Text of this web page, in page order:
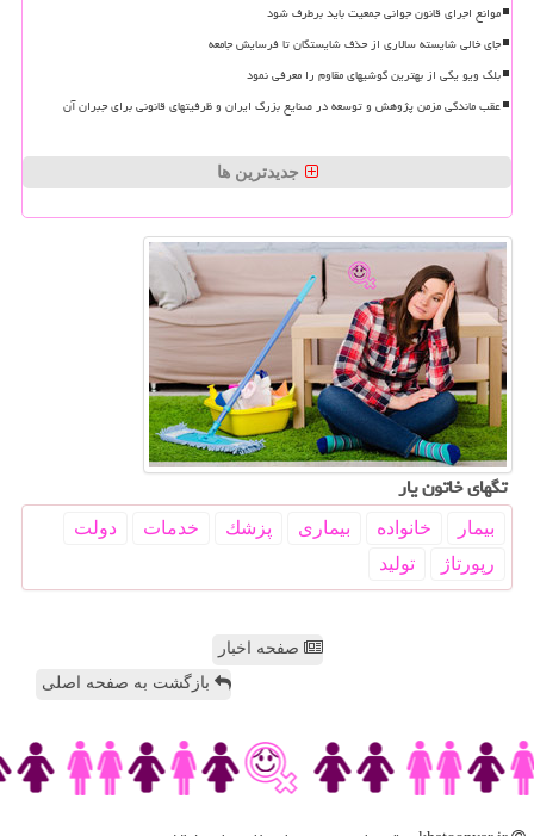
موانع اجرای قانون جوانی جمعیت باید برطرف شود
جای خالی شایسته سالاری از حذف شایستگان تا فرسایش جامعه
بلک ویو یکی از بهترین گوشیهای مقاوم را معرفی نمود
عقب ماندگی مزمن پژوهش و توسعه در صنایع بزرگ ایران و ظرفیتهای قانونی برای جبران آن
جدیدترین ها
تگهای خاتون یار
بیمار خانواده بیماری پزشك خدمات
دولت
رپورتاژ
تولید
صفحه اخبار
بازگشت به صفحه اصلی